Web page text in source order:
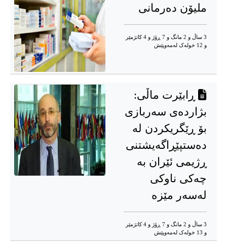
ملیۆن دەرمانی
3 ساڵ و 2 مانگ و 7 ڕۆژ و 4 کاتژمێر
و 12 خوله‌ک له‌مه‌وپێش‌
ڕابێرت ماڵی:
بژاردەی سەربازی
بۆ ڕێگریکردن لە
دەستپێڕاگەیشتنی
ڕژیمی ئێران بە
چەکی ناوکی
لەسەر مێزە
3 ساڵ و 2 مانگ و 7 ڕۆژ و 4 کاتژمێر
و 13 خوله‌ک له‌مه‌وپێش‌